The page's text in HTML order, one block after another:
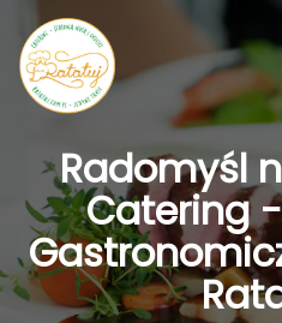
Radomyśl
Catering